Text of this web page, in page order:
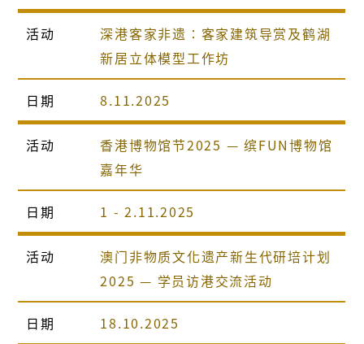
活动
深港客家非遗∶客家建筑导赏及鹤湖
新居立体模型工作坊
日期 8.11.2025
活动
香港博物馆节2025 — 缤FUN博物馆
嘉年华
日期 1 - 2.11.2025
活动
澳门非物质文化遗产新生代研培计划
2025 — 学员访港交流活动
日期 18.10.2025